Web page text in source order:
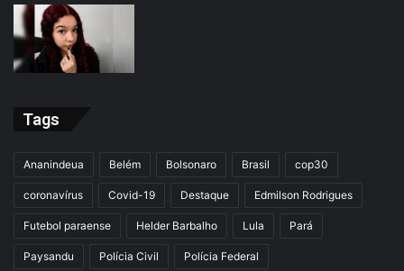
Tags
Ananindeua Belém Bolsonaro Brasil cop30
coronavírus Covid-19 Destaque Edmilson Rodrigues
Futebol paraense Helder Barbalho Lula Pará
Paysandu Polícia Civil Polícia Federal